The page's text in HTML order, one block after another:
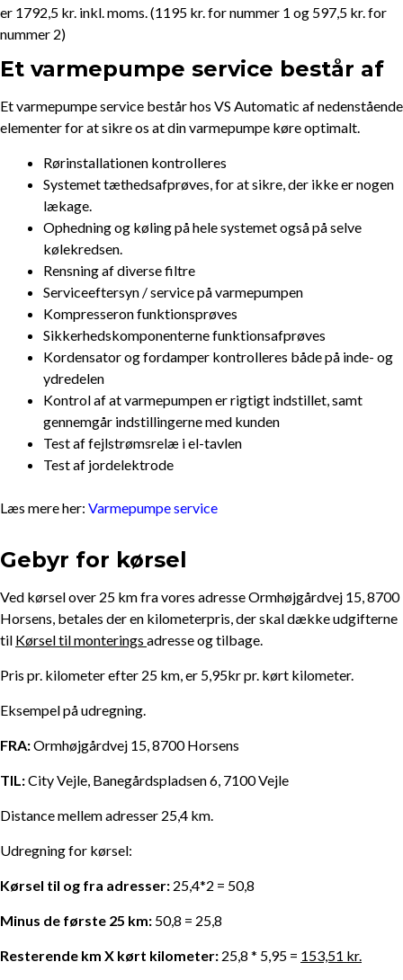
er 1792,5 kr. inkl. moms. (1195 kr. for nummer 1 og 597,5 kr. for
nummer 2)
Et varmepumpe service består af
Et varmepumpe service består hos VS Automatic af nedenstående
elementer for at sikre os at din varmepumpe køre optimalt.
Rørinstallationen kontrolleres
Systemet tæthedsafprøves, for at sikre, der ikke er nogen
lækage.
Ophedning og køling på hele systemet også på selve
kølekredsen.
Rensning af diverse filtre
Serviceeftersyn / service på varmepumpen
Kompresseron funktionsprøves
Sikkerhedskomponenterne funktionsafprøves
Kordensator og fordamper kontrolleres både på inde- og
ydredelen
Kontrol af at varmepumpen er rigtigt indstillet, samt
gennemgår indstillingerne med kunden
Test af fejlstrømsrelæ i el-tavlen
Test af jordelektrode
Læs mere her: Varmepumpe service
Gebyr for kørsel
Ved kørsel over 25 km fra vores adresse Ormhøjgårdvej 15, 8700
Horsens, betales der en kilometerpris, der skal dække udgifterne
til Kørsel til monterings adresse og tilbage.
Pris pr. kilometer efter 25 km, er 5,95kr pr. kørt kilometer.
Eksempel på udregning.
FRA:Ormhøjgårdvej 15, 8700 Horsens
TIL:City Vejle, Banegårdspladsen 6, 7100 Vejle
Distance mellem adresser 25,4 km.
Udregning for kørsel:
Kørsel til og fra adresser: 25,4*2 = 50,8
Minus de første 25 km: 50,8 = 25,8
Resterende km X kørt kilometer: 25,8 * 5,95 = 153,51 kr.